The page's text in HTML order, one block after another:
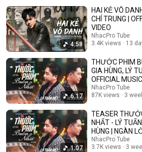
4:58
HAI KẺ VÔ
CHÍ TRUNG |
VIDEO
NhacPro Tube
3.4K views
13
6:17
THƯỚC PHIM
GIA HÙNG, LÝ
OFFICIAL
NhacPro Tube
87K views
3
1:07
TEASER
NHẤT - LÝ
HÙNG | NGÀN
NÓI KHÔNG SAI
NhacPro Tube
3.7K views
3